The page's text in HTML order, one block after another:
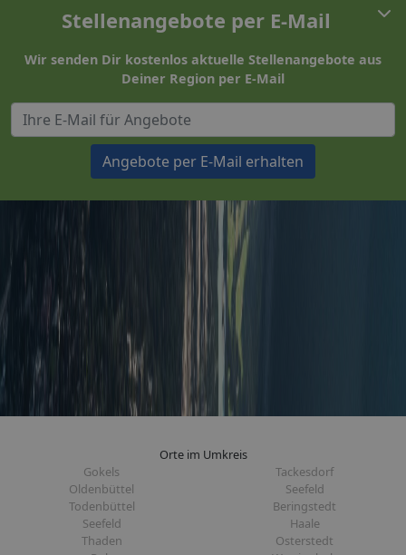
Stellenangebote per E-Mail
Wir senden Dir kostenlos aktuelle Stellenangebote aus
Deiner Region per E-Mail
Angebote per E-Mail erhalten
Orte im Umkreis
Gokels
Tackesdorf
Oldenbüttel
Seefeld
Todenbüttel
Beringstedt
Seefeld
Haale
Thaden
Osterstedt